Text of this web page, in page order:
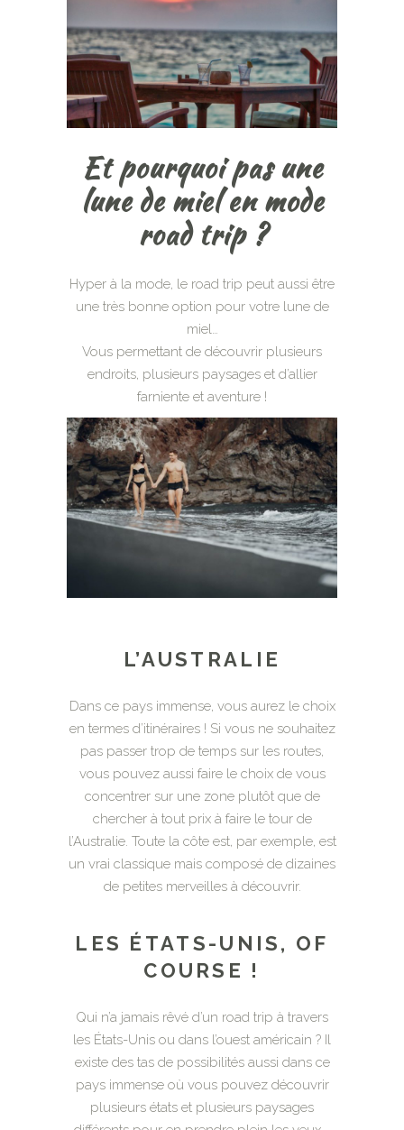
Et pourquoi pas une
lune de miel en mode
road trip ?
Hyper à la mode, le road trip peut aussi être
une très bonne option pour votre lune de
miel…
Vous permettant de découvrir plusieurs
endroits, plusieurs paysages et d’allier
farniente et aventure !
L’AUSTRALIE
Dans ce pays immense, vous aurez le choix
en termes d’itinéraires ! Si vous ne souhaitez
pas passer trop de temps sur les routes,
vous pouvez aussi faire le choix de vous
concentrer sur une zone plutôt que de
chercher à tout prix à faire le tour de
l’Australie. Toute la côte est, par exemple, est
un vrai classique mais composé de dizaines
de petites merveilles à découvrir.
LES ÉTATS-UNIS, OF
COURSE !
Qui n’a jamais rêvé d’un road trip à travers
les États-Unis ou dans l’ouest américain ? Il
existe des tas de possibilités aussi dans ce
pays immense où vous pouvez découvrir
plusieurs états et plusieurs paysages